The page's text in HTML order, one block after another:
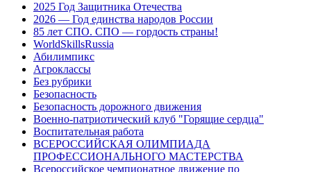
2025 Год Защитника Отечества
2026 — Год единства народов России
85 лет СПО. СПО — гордость страны!
WorldSkillsRussia
Абилимпикс
Агроклассы
Без рубрики
Безопасность
Безопасность дорожного движения
Военно-патриотический клуб "Горящие сердца"
Воспитательная работа
ВСЕРОССИЙСКАЯ ОЛИМПИАДА
ПРОФЕССИОНАЛЬНОГО МАСТЕРСТВА
Всероссийское чемпионатное движение по